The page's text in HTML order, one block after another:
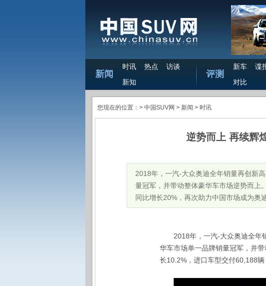
新闻
时讯 热点
访谈
新知
评测
新车 谍
对比
您现在的位置：> 中国SUV网 > 新闻 > 时讯
逆势而上 再续辉
2018年，一汽-大众奥迪全年销量再创新
量冠军，并带动整体豪华车市场逆势而上
同比增长20%，再次助力中国市场成为奥
2018年，一汽-大众奥迪全年
华车市场单一品牌销量冠军，并
长10.2%，进口车型交付60,188